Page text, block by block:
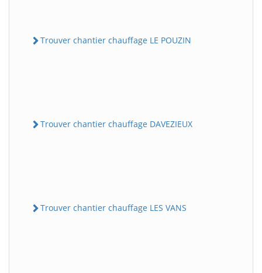
Trouver chantier chauffage LE POUZIN
Trouver chantier chauffage DAVEZIEUX
Trouver chantier chauffage LES VANS